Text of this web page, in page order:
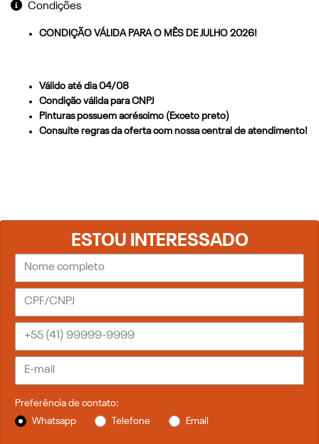
Condições
CONDIÇÃO VÁLIDA PARA O MÊS DE JULHO 2026!
Válido até dia 04/08
Condição válida para CNPJ
Pinturas possuem acréscimo (Exceto preto)
Consulte regras da oferta com nossa central de atendimento!
ESTOU INTERESSADO
Preferência de contato:
Whatsapp
Telefone Email